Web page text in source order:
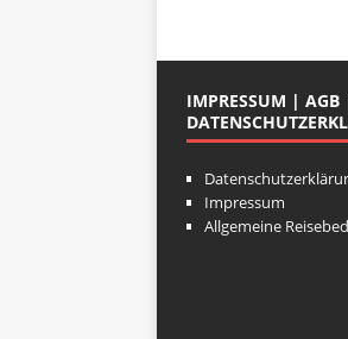
IMPRESSUM | AGB
Impressum
Allgemeine